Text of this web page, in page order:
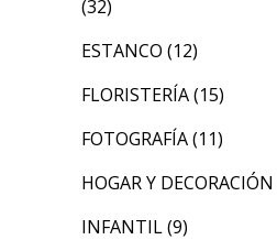
(32)
ESTANCO (12)
FLORISTERÍA(15)
FOTOGRAFÍA(11)
HOGAR Y DECORACIÓN
INFANTIL(9)